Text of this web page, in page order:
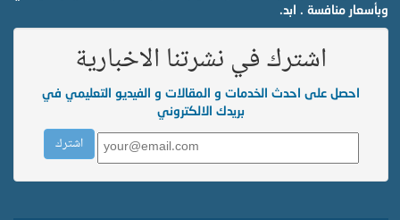
وبأسعار منافسة . ابد.
اشترك في نشرتنا الاخبارية
احصل على احدث الخدمات و المقالات و الفيديو التعليمي في
بريدك الالكتروني